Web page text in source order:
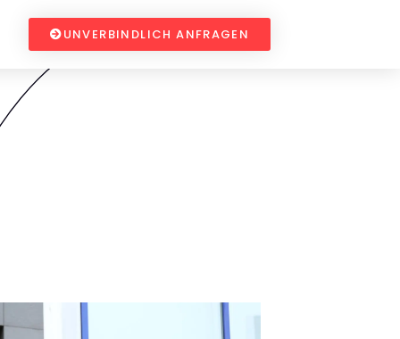
UNVERBINDLICH ANFRAGEN